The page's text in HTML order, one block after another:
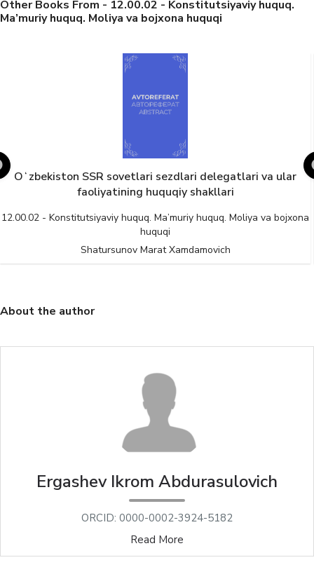
Other Books From - 12.00.02 - Konstitutsiyaviy huquq.
Ma’muriy huquq. Moliya va bojxona huquqi
Oʻzbekiston SSR sovetlari sezdlari delegatlari va ular
faoliyatining huquqiy shakllari
12.00.02 - Konstitutsiyaviy huquq. Ma’muriy huquq. Moliya va bojxona
huquqi
Shatursunov Marat Xamdamovich
About the author
Ergashev Ikrom Abdurasulovich
ORCID: 0000-0002-3924-5182
Read More